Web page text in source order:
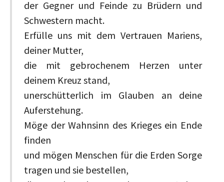
der Gegner und Feinde zu Brüdern und
Schwestern macht.
Erfülle uns mit dem Vertrauen Mariens,
deiner Mutter,
die mit gebrochenem Herzen unter
deinem Kreuz stand,
unerschütterlich im Glauben an deine
Auferstehung.
Möge der Wahnsinn des Krieges ein Ende
finden
und mögen Menschen für die Erden Sorge
tragen und sie bestellen,